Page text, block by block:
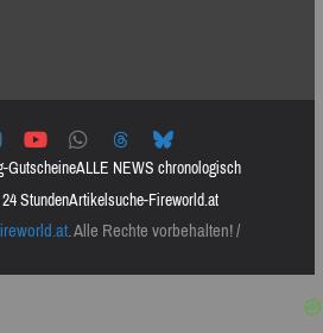
GutscheineALLE NEWS chronologisch
StundenArtikelsuche-Fireworld.at
. Alle Rechte vorbehalten! /